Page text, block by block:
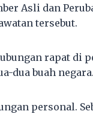
Asli dan
tersebut.
rapat di
dua buah negara.
personal.